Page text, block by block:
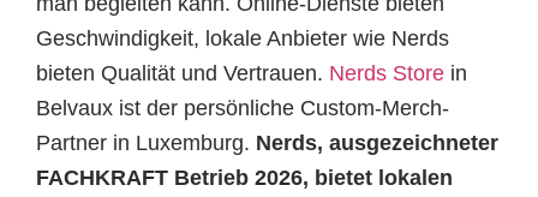
Geschwindigkeit, lokale Anbieter wie Nerds
bieten Qualität und Vertrauen. Nerds Store in
Belvaux ist der persönliche Custom-Merch-
Partner in Luxemburg. Nerds, ausgezeichneter
FACHKRAFT Betrieb 2026, bietet lokalen